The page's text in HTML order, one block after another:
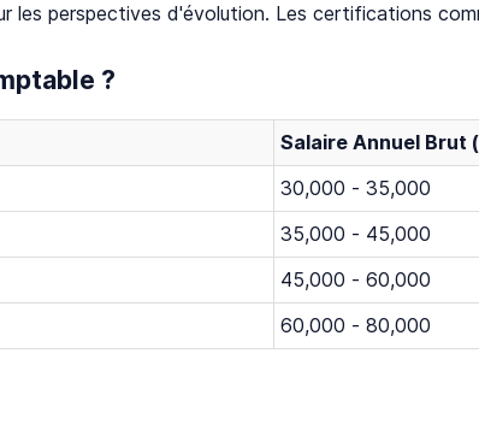
les perspectives d'évolution. Les certifications
?
Salaire Annuel Brut
30,000 - 35,000
35,000 - 45,000
45,000 - 60,000
60,000 - 80,000